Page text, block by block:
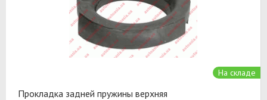
На складе
Прокладка задней пружины верхняя